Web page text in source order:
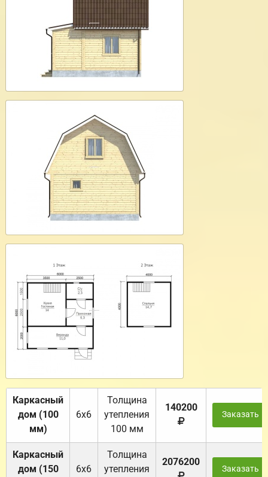
Каркасный
дом (100
мм)
6х6
Толщина
утепления
100 мм
140200
Заказать
Каркасный
дом (150
6х6
Толщина
утепления
2076200
Заказать